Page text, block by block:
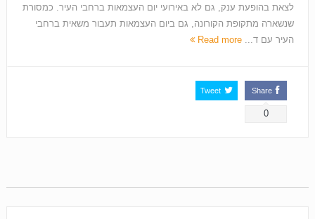
לצאת בהופעת ענק, גם לא באירועי יום העצמאות ברחבי העיר. כמסורת
שנשארה מתקופת הקורונה, גם ביום העצמאות תעבור משאית ברחבי
העיר עם ד... Read more
Share
0
Tweet